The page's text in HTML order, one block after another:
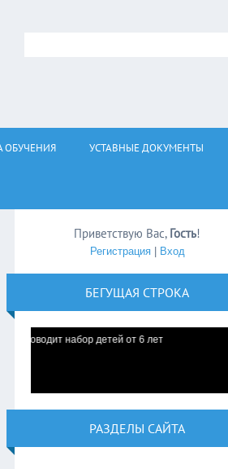
ОБУЧЕНИЯ УСТАВНЫЕ ДОКУМЕНТЫ
Приветствую Вас, Гость!
Регистрация| Вход
БЕГУЩАЯ СТРОКА
набор детей от 6 лет
Набор
РАЗДЕЛЫ САЙТА